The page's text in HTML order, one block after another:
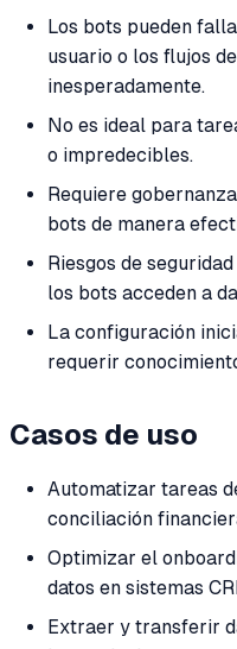
Los bots pueden
usuario o los flujos
inesperadamente.
No es ideal para
o impredecibles.
Requiere
bots de manera
Riesgos de
los bots acceden a
La configuración
requerir
Casos de uso
Automatizar tareas
conciliación
Optimizar el
datos en sistemas
Extraer y transferir